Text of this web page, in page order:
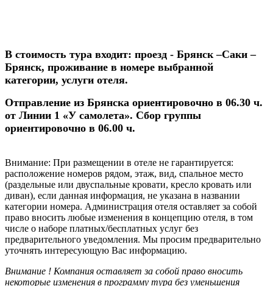
В стоимость тура входит: проезд - Брянск –Саки –
Брянск, проживание в номере выбранной
категории, услуги отеля.
Отправление из Брянска ориентировочно в 06.30 ч.
от Линии 1 «У самолета». Сбор группы
ориентировочно в 06.00 ч.
Внимание: При размещении в отеле не гарантируется:
расположение номеров рядом, этаж, вид, спальное место
(раздельные или двуспальные кровати, кресло кровать или
диван), если данная информация, не указана в названии
категории номера. Администрация отеля оставляет за собой
право вносить любые изменения в концепцию отеля, в том
числе о наборе платных/бесплатных услуг без
предварительного уведомления. Мы просим предварительно
уточнять интересующую Вас информацию.
Внимание ! Компания оставляет за собой право вносить
некоторые изменения в программу тура без уменьшения